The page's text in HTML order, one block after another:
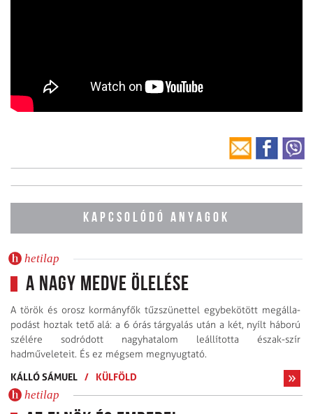
KAPCSOLÓDÓ ANYAGOK
hetilap
A Nagy Medve ölelése
A török és orosz kormányfők tűzszünettel egybekötött meg­álla­
podást hoztak tető alá: a 6 órás tárgyalás után a két, nyílt háború
szélére sodródott nagyhatalom le­állította észak-szír
hadműveleteit. És ez mégsem megnyugtató.
KÁLLÓ SÁMUEL / KÜLFÖLD
hetilap